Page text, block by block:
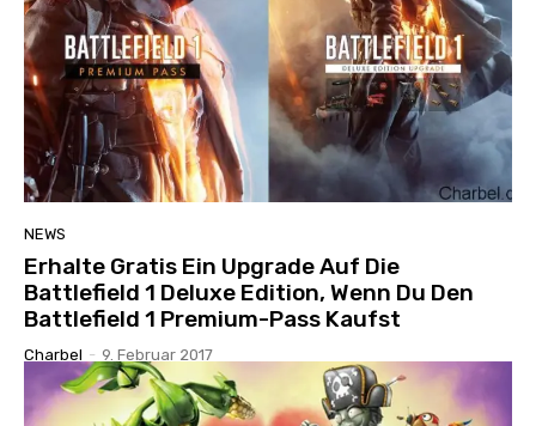
NEWS
Erhalte Gratis Ein Upgrade Auf Die
Battlefield 1 Deluxe Edition, Wenn Du Den
Battlefield 1 Premium-Pass Kaufst
Charbel - 9. Februar 2017